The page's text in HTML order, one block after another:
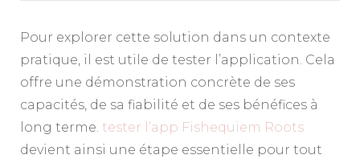
Pour explorer cette solution dans un contexte
pratique, il est utile de tester l’application. Cela
offre une démonstration concrète de ses
capacités, de sa fiabilité et de ses bénéfices à
long terme. tester l’app Fishequiem Roots
devient ainsi une étape essentielle pour tout